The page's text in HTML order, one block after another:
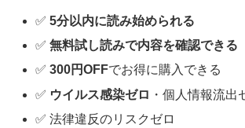
✅5分以内に読み始められる
✅無料試し読みで内容を確認できる
✅300円OFFでお得に購入できる
✅ ウイルス感染ゼロ ・個人情報流出
✅ 法律違反のリスクゼロ